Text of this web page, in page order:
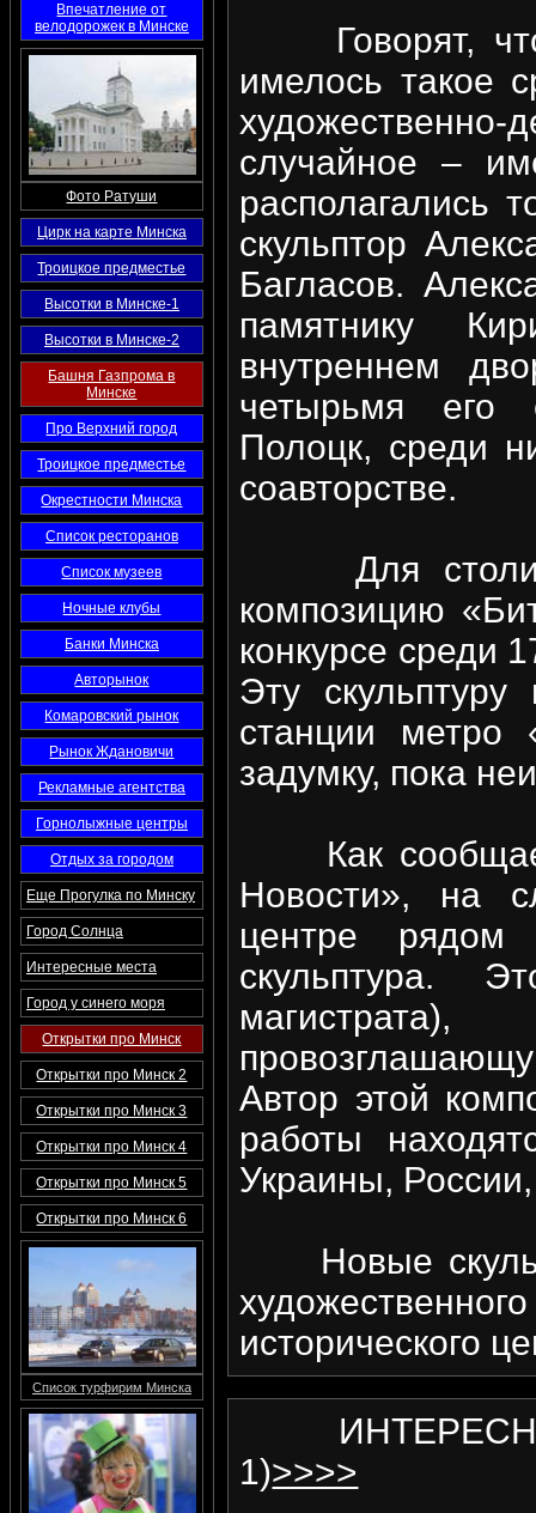
Впечатление от
велодорожек в Минске
Фото Ратуши
Цирк на карте Минска
Троицкое предместье
Высотки в Минске-1
Высотки в Минске-2
Башня Газпрома в
Минске
Про Верхний город
Троицкое предместье
Окрестности Минска
Список ресторанов
Список музеев
Ночные клубы
Банки Минска
Авторынок
Комаровский рынок
Рынок Ждановичи
Рекламные агентства
Горнолыжные центры
Отдых за городом
Еще Прогулка по Минску
Город Солнца
Интересные места
Город у синего моря
Открытки про Минск
Открытки про Минск 2
Открытки про Минск 3
Открытки про Минск 4
Открытки про Минск 5
Открытки про Минск 6
Список турфирим Минска
Говорят, что
имелось такое
случайное –
располагались
скульптор
Багласов.
памятнику
внутреннем
четырьмя его
Полоцк, среди
соавторстве.
Для столицы
композицию
конкурсе среди
Эту
станции метро
задумку, пока
Как сообщает
Новости», на
центре
скульптура.
Автор этой
работы
Украины,
Новые
исторического
1)>>>>